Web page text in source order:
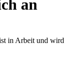
an
in Arbeit und wird